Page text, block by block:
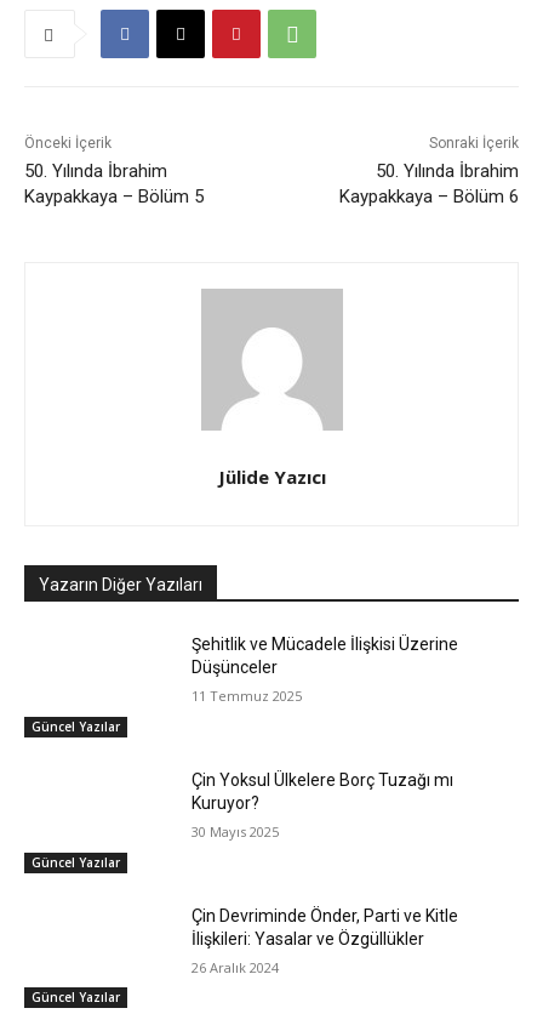
Önceki İçerik
50. Yılında İbrahim
Kaypakkaya – Bölüm 5
Sonraki İçerik
50. Yılında İbrahim
Kaypakkaya – Bölüm 6
Jülide Yazıcı
Yazarın Diğer Yazıları
Güncel Yazılar
Şehitlik ve Mücadele İlişkisi Üzerine
Düşünceler
11 Temmuz 2025
Güncel Yazılar
Çin Yoksul Ülkelere Borç Tuzağı mı
Kuruyor?
30 Mayıs 2025
Güncel Yazılar
Çin Devriminde Önder, Parti ve Kitle
İlişkileri: Yasalar ve Özgüllükler
26 Aralık 2024